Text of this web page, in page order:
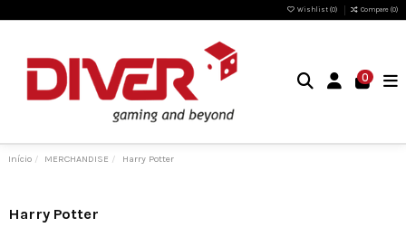
Wishlist (0) Compare (0)
0
Início MERCHANDISE Harry Potter
Harry Potter